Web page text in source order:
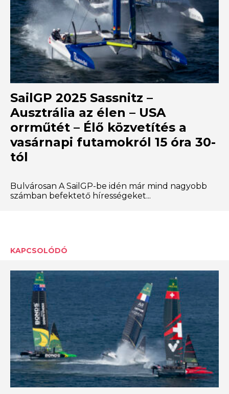
SailGP 2025 Sassnitz –
Ausztrália az élen – USA
orrműtét – Élő közvetítés a
vasárnapi futamokról 15 óra 30-
tól
Bulvárosan A SailGP-be idén már mind nagyobb
számban befektető hírességeket...
KAPCSOLÓDÓ